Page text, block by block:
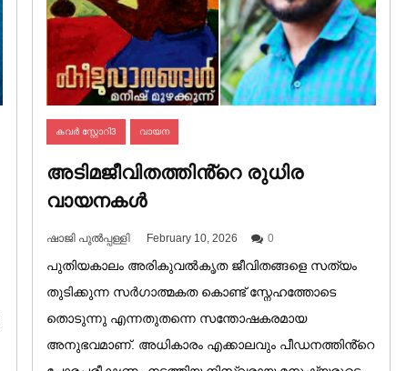
കവർ സ്റ്റോറി3 വായന
അടിമജീവിതത്തിൻ്റെ രുധിര
വായനകൾ
ഷാജി പുൽപ്പള്ളി February 10, 2026 0
പുതിയകാലം അരികുവൽകൃത ജീവിതങ്ങളെ സത്യം
തുടിക്കുന്ന സർഗാത്മകത കൊണ്ട് സ്നേഹത്തോടെ
തൊടുന്നു എന്നതുതന്നെ സന്തോഷകരമായ
അനുഭവമാണ്. അധികാരം എക്കാലവും പീഡനത്തിൻ്റെ